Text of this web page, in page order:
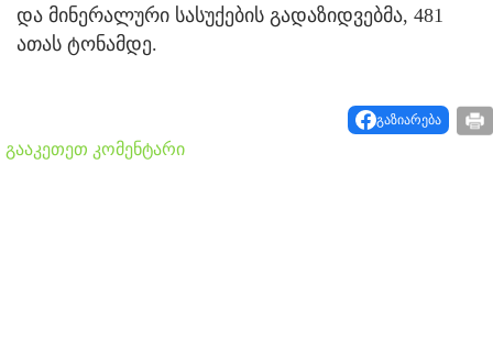
და მინერალური სასუქების გადაზიდვებმა, 481
ათას ტონამდე.
გაზიარება
გააკეთეთ კომენტარი